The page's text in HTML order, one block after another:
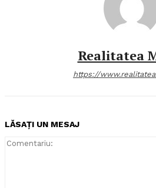
Realitatea
https://
LĂSAȚI UN MESAJ